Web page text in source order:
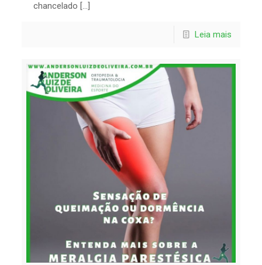
chancelado […]
Leia mais